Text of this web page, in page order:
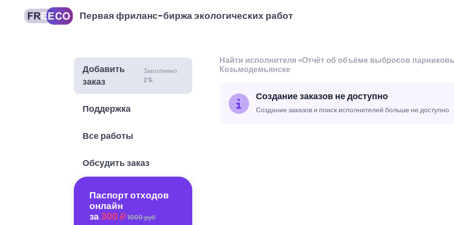
Первая фриланс-биржа экологических работ
Добавить
заказ
Заполнено
2%
Поддержка
Все работы
Обсудить заказ
Паспорт отходов
онлайн
за300 1000 руб
Найти исполнителя «Отчёт об объёме выбросов
Козьмодемьянске
Создание заказов не доступно
Создание заказов и поиск исполнителей больше не доступно